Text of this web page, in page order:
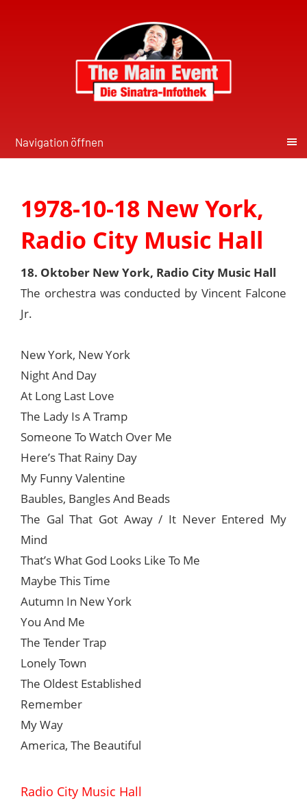
Navigation öffnen
1978-10-18 New York,
Radio City Music Hall
18. Oktober New York, Radio City Music Hall
The orchestra was conducted by Vincent Falcone
Jr.
New York, New York
Night And Day
At Long Last Love
The Lady Is A Tramp
Someone To Watch Over Me
Here’s That Rainy Day
My Funny Valentine
Baubles, Bangles And Beads
The Gal That Got Away / It Never Entered My
Mind
That’s What God Looks Like To Me
Maybe This Time
Autumn In New York
You And Me
The Tender Trap
Lonely Town
The Oldest Established
Remember
My Way
America, The Beautiful
Radio City Music Hall